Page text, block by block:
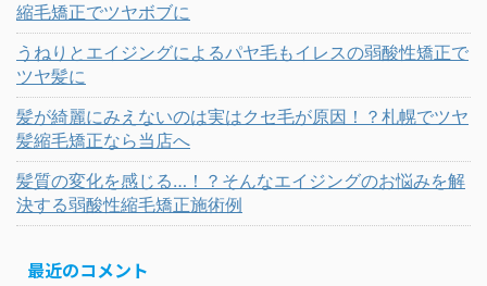
縮毛矯正でツヤボブに
うねりとエイジングによるパヤ毛もイレスの弱酸性矯正で
ツヤ髪に
髪が綺麗にみえないのは実はクセ毛が原因！？札幌でツヤ
髪縮毛矯正なら当店へ
髪質の変化を感じる…！？そんなエイジングのお悩みを解
決する弱酸性縮毛矯正施術例
最近のコメント